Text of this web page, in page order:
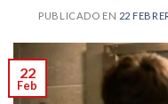
PUBLICADO EN 22
22
Feb